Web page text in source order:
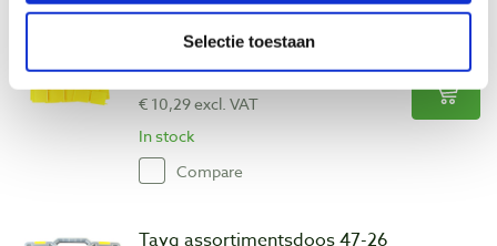
Selectie toestaan
Tayg assortimentsdoos 46-26
Productnumber: 574633
€ 12,45 incl. VAT
€ 10,29 excl. VAT
In stock
Compare
Tayg assortimentsdoos 47-26